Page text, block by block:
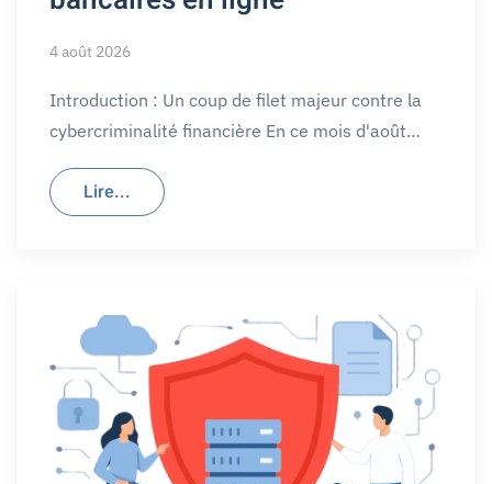
4 août 2026
Introduction : Un coup de filet majeur contre la
cybercriminalité financière En ce mois d'août…
Lire...